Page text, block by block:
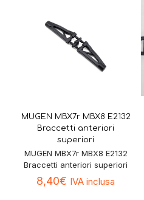
MUGEN MBX7r MBX8 E2132
Braccetti anteriori
superiori
MUGEN MBX7r MBX8 E2132
Braccetti anteriori superiori
8,40€ IVA inclusa